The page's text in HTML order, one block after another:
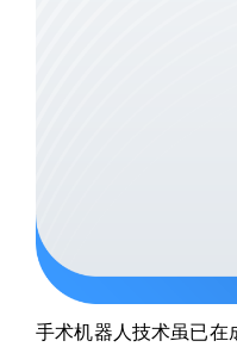
手术机器人技术虽已在